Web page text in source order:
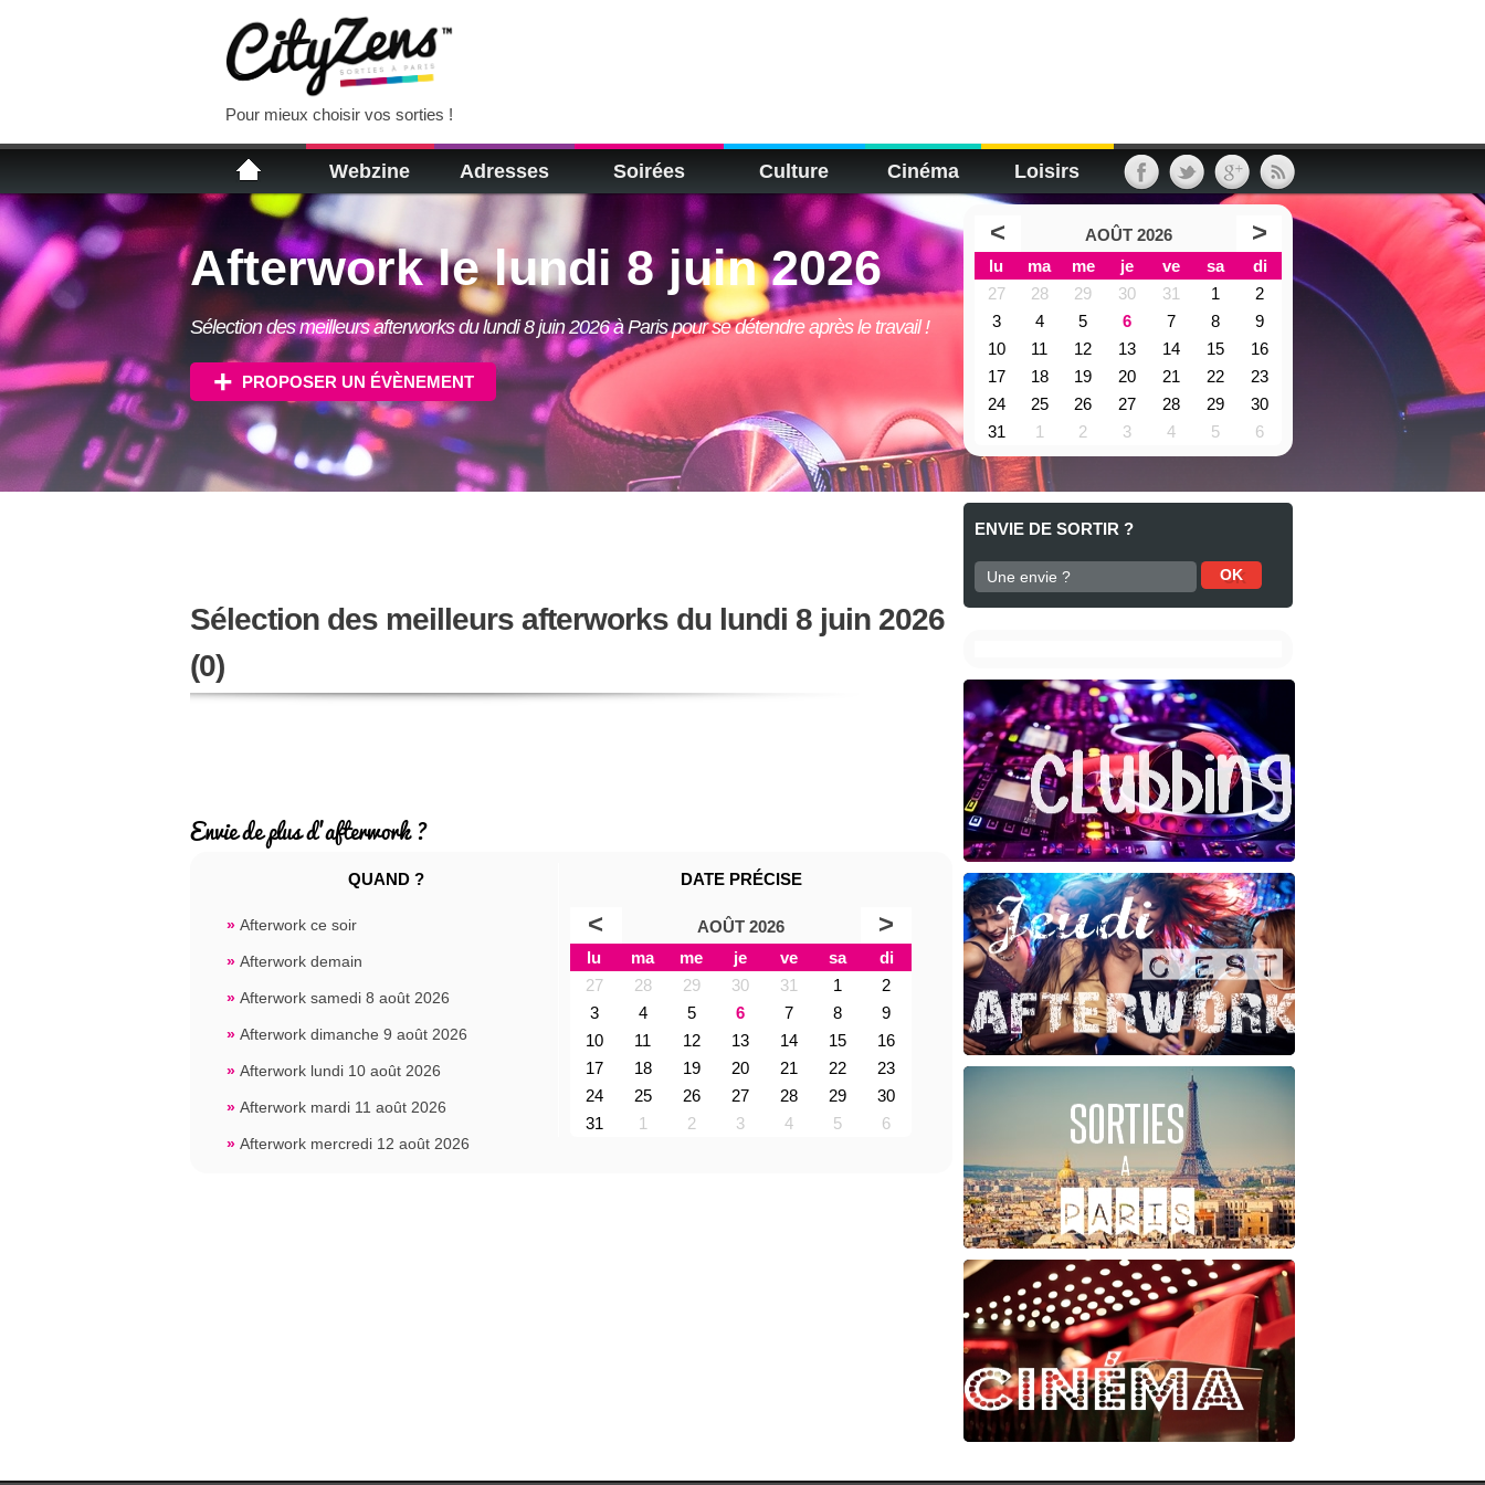
Pour mieux choisir vos sorties !
Webzine Adresses Soirées Culture Cinéma Loisirs
Afterwork le lundi 8 juin 2026
Sélection des meilleurs afterworks du lundi 8 juin 2026 à Paris pour se détendre après le travail !
PROPOSER UN ÉVÈNEMENT
< AOÛT 2026 >
lu ma me je ve sa
di
27
28 29 30 31 1
2
3
4 5 6 7 8
9
10
11 12 13 14 15
16
17
18 19 20 21 22
23
24
25 26 27 28 29
30
31
1 2 3 4 5 6
Sélection des meilleurs afterworks du lundi 8 juin 2026
(0)
Envie de plus d'afterwork ?
QUAND ?
»Afterwork ce soir
»Afterwork demain
»Afterwork samedi 8 août 2026
»Afterwork dimanche 9 août 2026
»Afterwork lundi 10 août 2026
»Afterwork mardi 11 août 2026
»Afterwork mercredi 12 août 2026
DATE PRÉCISE
< AOÛT 2026 >
lu ma me je ve sa
di
27
28 29 30 31 1
2
3
4 5 6 7 8
9
10
11 12 13 14 15
16
17
18 19 20 21 22
23
24
25 26 27 28 29
30
31
1 2 3 4 5 6
ENVIE DE SORTIR ?